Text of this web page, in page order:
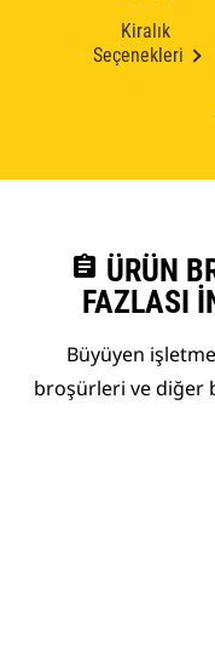
Kiralık
Seçenekleri
assignment ÜRÜN
FAZLASI
Büyüyen
broşürleri ve diğer